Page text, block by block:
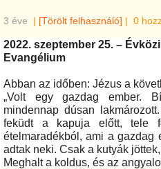
3 éve | [Törölt felhasználó] | 0
2022. szeptember 25. –
Evangélium
Abban az időben: Jézus a
„Volt egy gazdag ember.
mindennap dúsan
feküdt a kapuja előtt, tele
ételmaradékból, ami a gazdag
adtak neki. Csak a kutyák
Meghalt a koldus, és az